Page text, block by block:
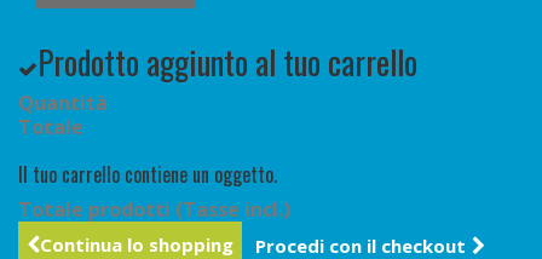
Prodotto aggiunto al tuo carrello
Quantità
Totale
Il tuo carrello contiene un oggetto.
Totale prodotti (Tasse incl.)
Continua lo shopping Procedi con il checkout